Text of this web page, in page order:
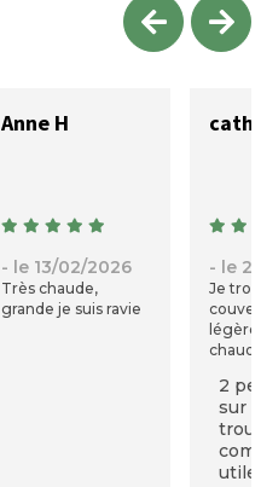
Anne H
- le 13/02/2026
Très chaude,
grande je suis ravie
- le
Je
2
sur
utile.